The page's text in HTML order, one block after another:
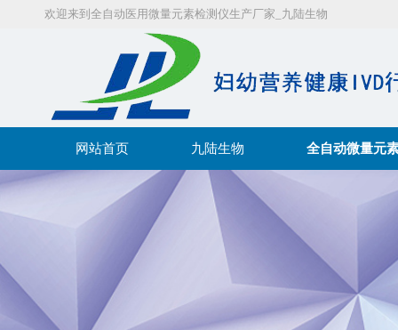
欢迎来到全自动医用微量元素检测仪生产厂家_九陆生物
网站首页 九陆生物 全自动微量元